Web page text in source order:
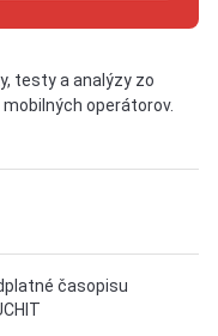
testy a analýzy zo
operátorov.
časopisu